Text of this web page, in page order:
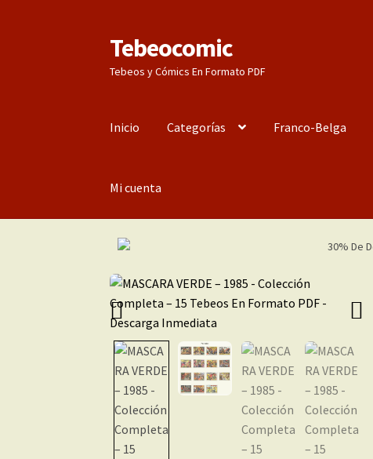
Ir
a
la
Ir
al
contenido
Tebeocomic
Tebeos y Cómics En Formato PDF
Inicio Categorías Franco-Belga
Mi cuenta